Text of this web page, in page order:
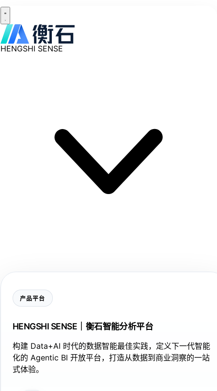
HENGSHI SENSE
产品平台
HENGSHI SENSE｜衡石智能分析平台
构建 Data+AI 时代的数据智能最佳实践，定义下一代智能
化的 Agentic BI 开放平台，打造从数据到商业洞察的一站
式体验。